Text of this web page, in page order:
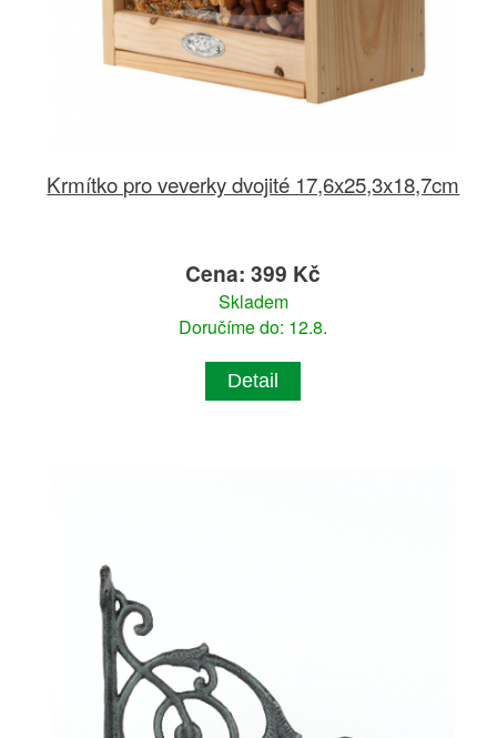
Krmítko pro veverky dvojité 17,6x25,3x18,7cm
Cena: 399 Kč
Skladem
Doručíme do: 12.8.
Detail